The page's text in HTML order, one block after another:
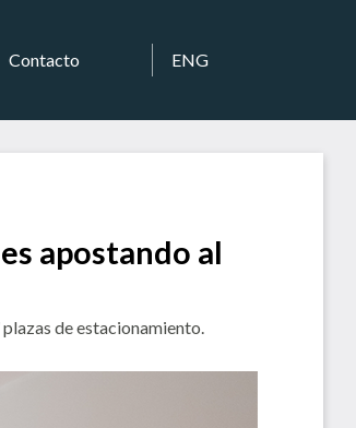
Contacto ENG
apostando al
de estacionamiento.